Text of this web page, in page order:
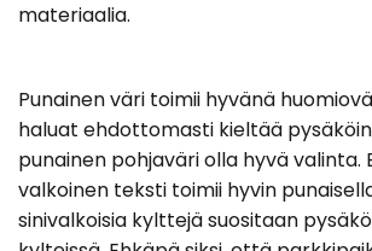
materiaalia.
Punainen väri toimii hyvänä
haluat ehdottomasti kieltää
punainen pohjaväri olla hyvä valinta.
valkoinen teksti toimii hyvin
sinivalkoisia kylttejä suositaan